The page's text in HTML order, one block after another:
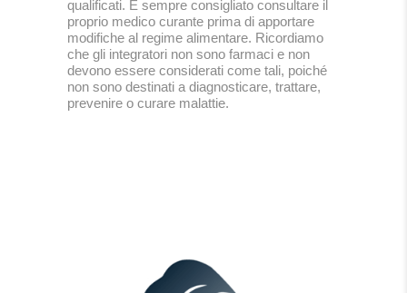
qualificati. È sempre consigliato consultare il
proprio medico curante prima di apportare
modifiche al regime alimentare. Ricordiamo
che gli integratori non sono farmaci e non
devono essere considerati come tali, poiché
non sono destinati a diagnosticare, trattare,
prevenire o curare malattie.